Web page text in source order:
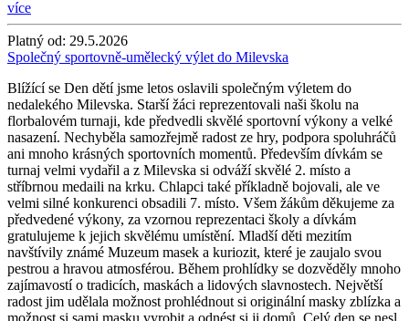
více
Platný od: 29.5.2026
Společný sportovně-umělecký výlet do Milevska
Blížící se Den dětí jsme letos oslavili společným výletem do
nedalekého Milevska. Starší žáci reprezentovali naši školu na
florbalovém turnaji, kde předvedli skvělé sportovní výkony a velké
nasazení. Nechyběla samozřejmě radost ze hry, podpora spoluhráčů
ani mnoho krásných sportovních momentů. Především dívkám se
turnaj velmi vydařil a z Milevska si odváží skvělé 2. místo a
stříbrnou medaili na krku. Chlapci také příkladně bojovali, ale ve
velmi silné konkurenci obsadili 7. místo. Všem žákům děkujeme za
předvedené výkony, za vzornou reprezentaci školy a dívkám
gratulujeme k jejich skvělému umístění. Mladší děti mezitím
navštívily známé Muzeum masek a kuriozit, které je zaujalo svou
pestrou a hravou atmosférou. Během prohlídky se dozvěděly mnoho
zajímavostí o tradicích, maskách a lidových slavnostech. Největší
radost jim udělala možnost prohlédnout si originální masky zblízka a